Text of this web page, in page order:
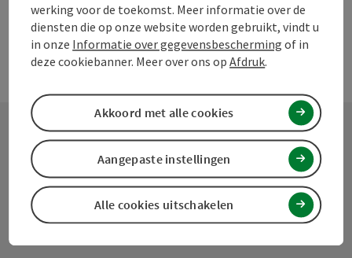
Contact
Toerismevereniging Mühlviertel
werking voor de toekomst. Meer informatie over de
diensten die op onze website worden gebruikt, vindt u
in onze Informatie over gegevensbescherming of in
deze cookiebanner. Meer over ons opAfdruk.
Alle cookies uitschakelen
Aangepaste instellingen
Akkoord met alle cookies